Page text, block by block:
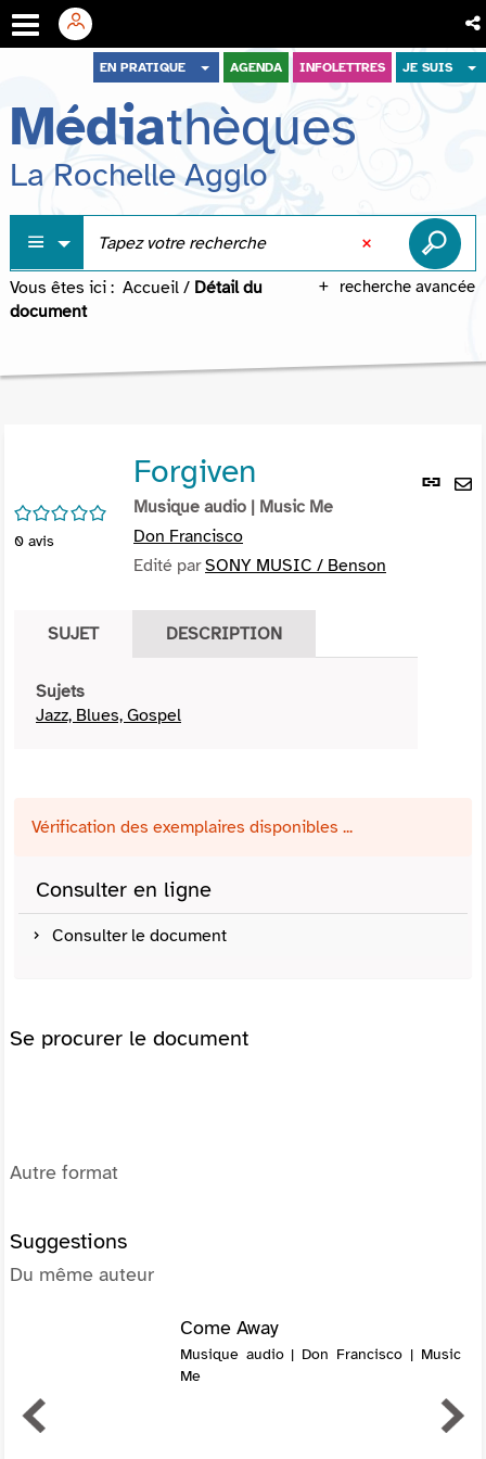
menu
contenu
recherche
EN PRATIQUE AGENDA INFOLETTRES JE SUIS
Médiathèques
La Rochelle Agglo
recherche avancée
Vous êtes ici : Accueil / Détail du
document
Lien
/5
0 avis
Forgiven
Musique audio | Music Me
Don Francisco
Edité parSONY MUSIC / Benson
SUJET DESCRIPTION
Sujets
Jazz, Blues, Gospel
Vérification des exemplaires disponibles ...
Consulter en ligne
Consulter le document
Se procurer le document
Autre format
Suggestions
Du même auteur
Come Away
Musique audio | Don Francisco | Music
Me